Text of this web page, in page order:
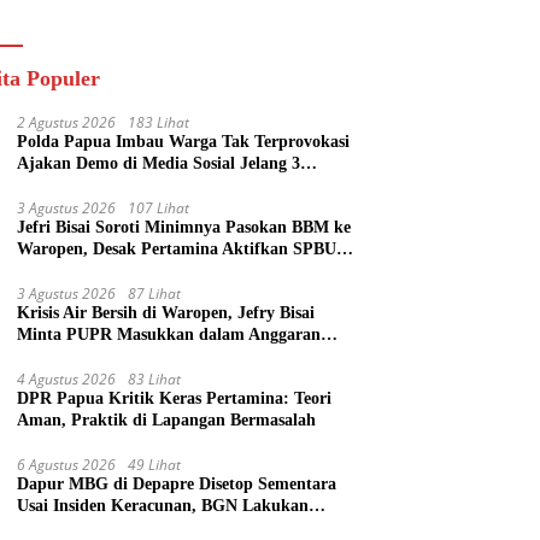
Populer
2 Agustus 2026 183 Lihat
Polda Papua Imbau Warga Tak Terprovokasi
Ajakan Demo di Media Sosial Jelang 3
3 Agustus 2026 107 Lihat
Jefri Bisai Soroti Minimnya Pasokan BBM ke
Waropen, Desak Pertamina Aktifkan SPBU
3 Agustus 2026 87 Lihat
Krisis Air Bersih di Waropen, Jefry Bisai
Minta PUPR Masukkan dalam Anggaran
4 Agustus 2026 83 Lihat
DPR Papua Kritik Keras Pertamina: Teori
Aman, Praktik di Lapangan Bermasalah
6 Agustus 2026 49 Lihat
Dapur MBG di Depapre Disetop Sementara
Usai Insiden Keracunan, BGN Lakukan